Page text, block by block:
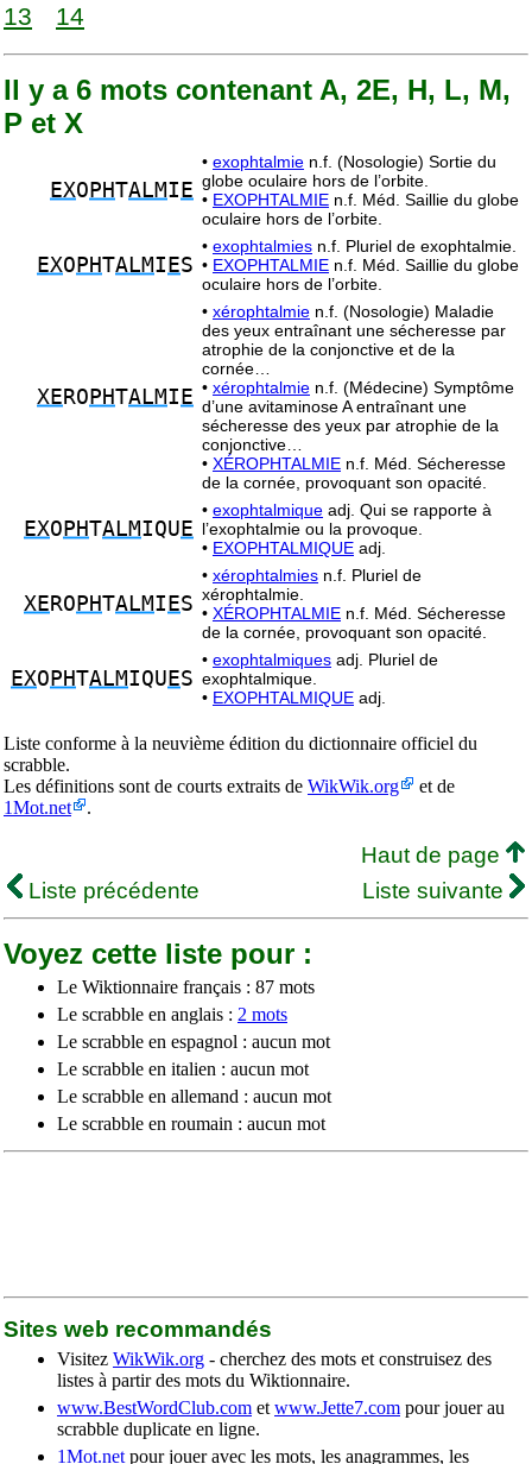
13
14
Il y a 6 mots contenant A, 2E, H, L, M,
P et X
EXO PHTALMI E
• exophtalmie n.f. (Nosologie) Sortie du
globe oculaire hors de l’orbite.
• EXOPHTALMIE n.f. Méd. Saillie du globe
oculaire hors de l’orbite.
EXO PHTALMI ES
• exophtalmies n.f. Pluriel de exophtalmie.
• EXOPHTALMIE n.f. Méd. Saillie du globe
oculaire hors de l’orbite.
XE RO PHTALMI E
• xérophtalmie n.f. (Nosologie) Maladie
des yeux entraînant une sécheresse par
atrophie de la conjonctive et de la
cornée…
• xérophtalmie n.f. (Médecine) Symptôme
d’une avitaminose A entraînant une
sécheresse des yeux par atrophie de la
conjonctive…
• XÉROPHTALMIE n.f. Méd. Sécheresse
de la cornée, provoquant son opacité.
EXO PHTALMIQU E
• exophtalmique adj. Qui se rapporte à
l’exophtalmie ou la provoque.
• EXOPHTALMIQUE adj.
XE RO PHTALMI ES
• xérophtalmies n.f. Pluriel de
xérophtalmie.
• XÉROPHTALMIE n.f. Méd. Sécheresse
de la cornée, provoquant son opacité.
EXO PHTALMIQU ES
• exophtalmiques adj. Pluriel de
exophtalmique.
• EXOPHTALMIQUE adj.
Liste conforme à la neuvième édition du dictionnaire officiel du
scrabble.
Les définitions sont de courts extraits de WikWik.org
et de
1Mot.net
.
Haut de page
Liste précédente
Liste suivante
Voyez cette liste pour :
Le Wiktionnaire français : 87 mots
Le scrabble en anglais : 2 mots
Le scrabble en espagnol : aucun mot
Le scrabble en italien : aucun mot
Le scrabble en allemand : aucun mot
Le scrabble en roumain : aucun mot
Sites web recommandés
Visitez WikWik.org - cherchez des mots et construisez des
listes à partir des mots du Wiktionnaire.
www.BestWordClub.com et www.Jette7.com pour jouer au
scrabble duplicate en ligne.
1Mot.net pour jouer avec les mots, les anagrammes, les